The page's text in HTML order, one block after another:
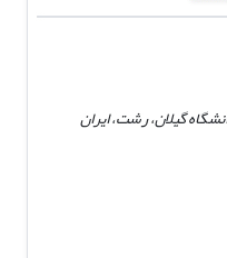
گیلان، رشت، ایران